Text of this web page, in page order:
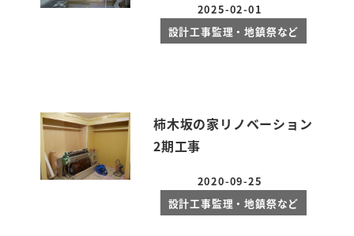
投稿日
2025-02-01
設計工事監理・地鎮祭など
柿木坂の家リノベーション
2期工事
投稿日
2020-09-25
設計工事監理・地鎮祭など